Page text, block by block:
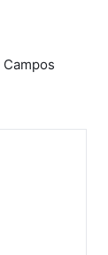
Campos